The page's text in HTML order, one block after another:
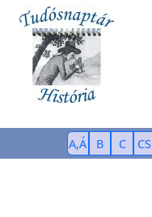
A,Á B C CS